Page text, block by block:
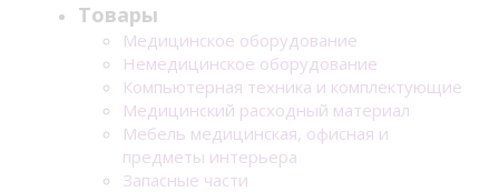
Товары
Медицинское оборудование
Немедицинское оборудование
Компьютерная техника и комплектующие
Медицинский расходный материал
Мебель медицинская, офисная и
предметы интерьера
Запасные части